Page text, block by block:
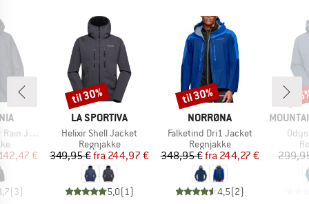
Jacket
pris
€
(3)
MÆRKE
LA SPORTIVA
Artikel
Helixir Shell Jacket
Produktgruppe
Regnjakke
Pris
349,95 € Nedsat pris
fra 244,97 €
5,0(1 )
Rabat
til 30%
MÆRKE
NORRØNA
Artikel
Falketind Dri1 Jacket
Produktgruppe
Regnjakke
Pris
348,95 € Nedsat pris
fra 244,27 €
4,5(2)
Rabat
til 30%
MÆRKE